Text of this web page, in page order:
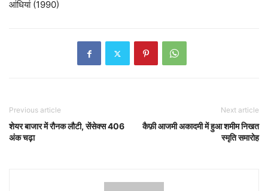
आंधियां (1990)
Previous article
शेयर बाजार में रौनक लौटी, सेंसेक्स 406
अंक चढ़ा
Next article
कैफ़ी आजमी अकादमी में हुआ शमीम निखत
स्मृति समारोह